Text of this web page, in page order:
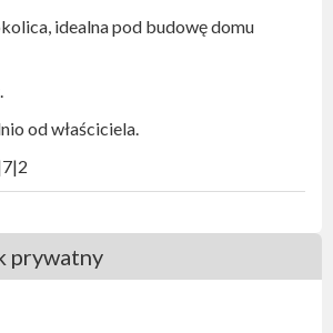
idealna pod budowę domu
od właściciela.
prywatny